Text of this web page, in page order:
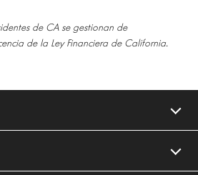
de CA se gestionan de
de la Ley Financiera de California.